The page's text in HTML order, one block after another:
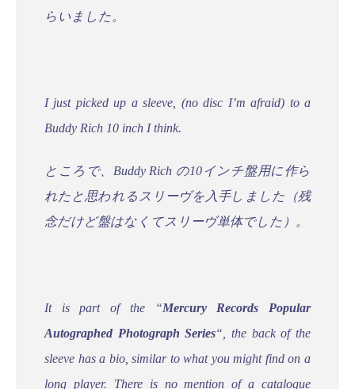
らいました。
I just picked up a sleeve, (no disc I’m afraid) to a
Buddy Rich 10 inch I think.
ところで、Buddy Rich の10インチ盤用に作ら
れたと思われるスリーヴを入手しました（残
念だけど盤はなくてスリーヴ単体でした）。
It is part of the “Mercury Records Popular
Autographed Photograph Series“, the back of the
sleeve has a bio, similar to what you might find on a
long player. There is no mention of a catalogue